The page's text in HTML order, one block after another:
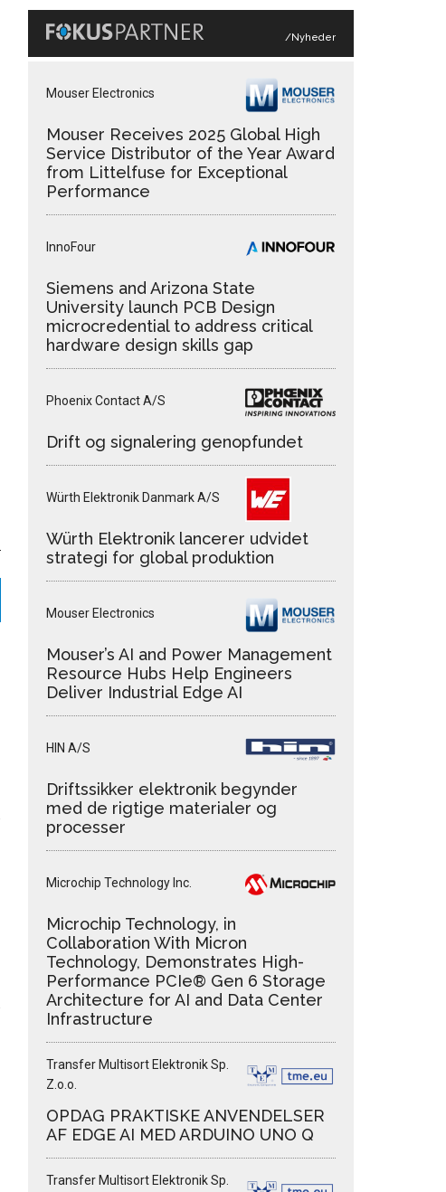
/Nyheder
Mouser Electronics
Mouser Receives 2025 Global High
Service Distributor of the Year Award
from Littelfuse for Exceptional
Performance
InnoFour
Siemens and Arizona State
University launch PCB Design
microcredential to address critical
hardware design skills gap
Phoenix Contact A/S
Drift og signalering genopfundet
Würth Elektronik Danmark A/S
Würth Elektronik lancerer udvidet
strategi for global produktion
Mouser Electronics
Mouser’s AI and Power Management
Resource Hubs Help Engineers
Deliver Industrial Edge AI
HIN A/S
Driftssikker elektronik begynder
med de rigtige materialer og
processer
Microchip Technology Inc.
Microchip Technology, in
Collaboration With Micron
Technology, Demonstrates High-
Performance PCIe® Gen 6 Storage
Architecture for AI and Data Center
Infrastructure
Transfer Multisort Elektronik Sp.
Z.o.o.
OPDAG PRAKTISKE ANVENDELSER
AF EDGE AI MED ARDUINO UNO Q
Transfer Multisort Elektronik Sp.